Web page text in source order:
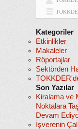
Kategoriler
Etkinlikler
Makaleler
Röportajlar
Sektörden
Son Yazılar
Kiralama ve
Noktalara
Devam
İşverenin